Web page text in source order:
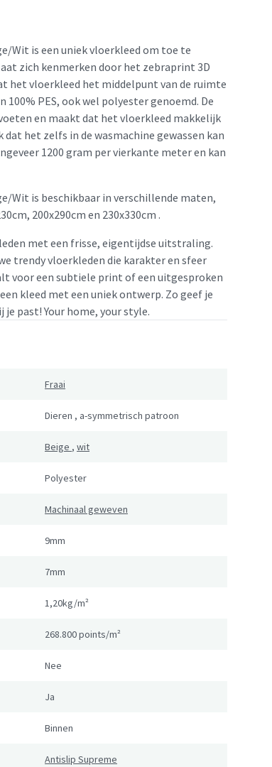
Wit is een uniek vloerkleed om toe te
zich kenmerken door het zebraprint 3D
het vloerkleed het middelpunt van de ruimte
100% PES, ook wel polyester genoemd. De
en maakt dat het vloerkleed makkelijk
het zelfs in de wasmachine gewassen kan
1200 gram per vierkante meter en kan
Wit is beschikbaar in verschillende maten,
200x290cm en 230x330cm .
met een frisse, eigentijdse uitstraling.
trendy vloerkleden die karakter en sfeer
voor een subtiele print of een uitgesproken
kleed met een uniek ontwerp. Zo geef je
past! Your home, your style.
Fraai
Dieren , a-symmetrisch patroon
Beige , wit
Polyester
Machinaal geweven
9mm
7mm
1,20kg/m²
268.800 points/m²
Nee
Ja
Binnen
Antislip Supreme